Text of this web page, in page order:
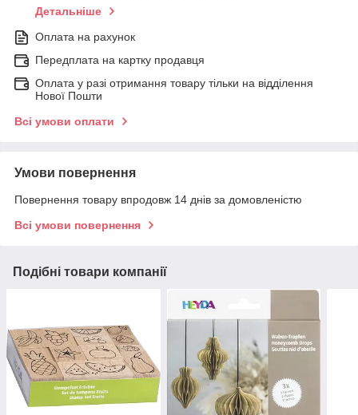
Детальніше
Оплата на рахунок
Передплата на картку продавця
Оплата у разі отримання товару тільки на відділення
Нової Пошти
Всі умови оплати
Умови повернення
Повернення товару впродовж 14 днів за домовленістю
Всі умови повернення
Подібні товари компанії